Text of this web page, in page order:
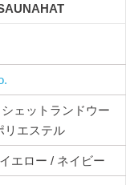
シェットランドウー
リエステル
エロー / ネイビー